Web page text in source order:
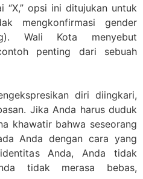
“X,” opsi ini ditujukan untuk
mengkonfirmasi gender
Wali Kota menyebut
penting dari sebuah
diri diingkari,
Jika Anda harus duduk
khawatir bahwa seseorang
Anda dengan cara yang
Anda, Anda tidak
tidak merasa bebas,